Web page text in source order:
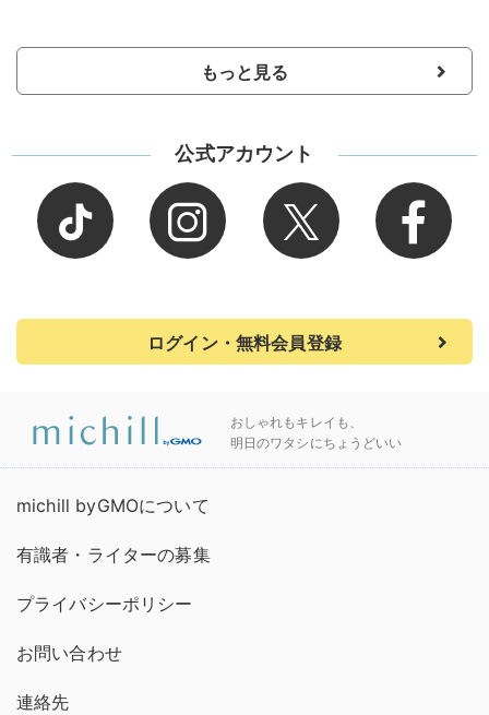
もっと見る
公式アカウント
ログイン・無料会員登録
おしゃれもキレイも、
明日のワタシにちょうどいい
michill byGMOについて
有識者・ライターの募集
プライバシーポリシー
お問い合わせ
連絡先